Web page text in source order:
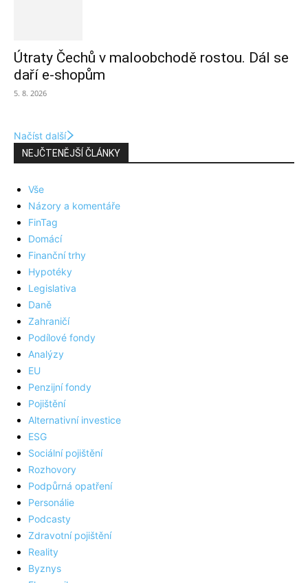
Útraty Čechů v maloobchodě rostou. Dál se
daří e-shopům
5. 8. 2026
Načíst další
NEJČTENĚJŠÍ ČLÁNKY
Vše
Názory a komentáře
FinTag
Domácí
Finanční trhy
Hypotéky
Legislativa
Daně
Zahraničí
Podílové fondy
Analýzy
EU
Penzijní fondy
Pojištění
Alternativní investice
ESG
Sociální pojištění
Rozhovory
Podpůrná opatření
Personálie
Podcasty
Zdravotní pojištění
Reality
Byznys